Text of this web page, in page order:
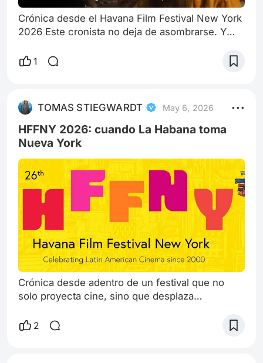
Crónica desde el Havana Film Festival New York
2026 Este cronista no deja de asombrarse. Y
hiper saturado de informacion y ofertas, el
de la existencia. Hay películas que se ven. Y hay
películas que se atraviesan. Aún es de noche en
Caracas pertenece, sin dudas, a l
1
TOMAS STIEGWARDT May 6, 2026
HFFNY 2026: cuando La Habana toma
Nueva York
Crónica desde adentro de un festival que no
solo proyecta cine, sino que desplaza
Havana Film Festival New York 2026, y desde su
2